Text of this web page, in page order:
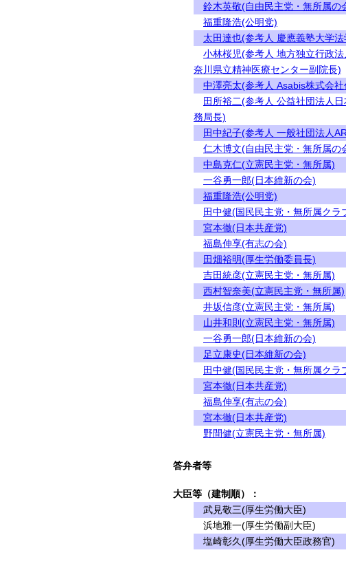
鈴木英敬(自由民主党・無所属の
福重隆浩(公明党)
太田達也(参考人 慶應義塾大学
小林桜児(参考人 地方独立行政
奈川県立精神医療センター副院長)
中澤亮太(参考人 Asabis株式会
田所裕二(参考人 公益社団法人
務局長)
田中紀子(参考人 一般社団法人
仁木博文(自由民主党・無所属の
中島克仁(立憲民主党・無所属)
一谷勇一郎(日本維新の会)
福重隆浩(公明党)
田中健(国民民主党・無所属クラ
宮本徹(日本共産党)
福島伸享(有志の会)
田畑裕明(厚生労働委員長)
吉田統彦(立憲民主党・無所属)
西村智奈美(立憲民主党・無所属)
井坂信彦(立憲民主党・無所属)
山井和則(立憲民主党・無所属)
一谷勇一郎(日本維新の会)
足立康史(日本維新の会)
田中健(国民民主党・無所属クラ
宮本徹(日本共産党)
福島伸享(有志の会)
宮本徹(日本共産党)
野間健(立憲民主党・無所属)
答弁者等
大臣等（建制順）：
武見敬三(厚生労働大臣)
浜地雅一(厚生労働副大臣)
塩崎彰久(厚生労働大臣政務官)